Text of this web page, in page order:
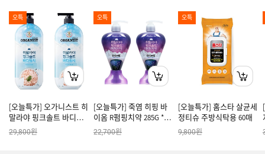
오특
[오늘특가] 오가니스트 히
말라야 핑크솔트 바디워
시 포레스트 민트향 900G
x 2개
29,800원
오특
[오늘특가] 죽염 히핑 바
이옴 R펌핑치약 285G *2
개
22,700원
오특
[오늘특가] 홈스타 살균세
정티슈 주방식탁용 60매
9,800원